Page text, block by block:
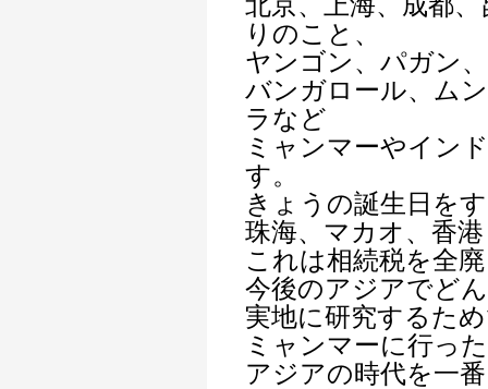
りのこと、
ヤンゴン、パガン
バンガロール、ム
ラなど
ミャンマーやイン
す。
きょうの誕生日を
珠海、マカオ、香
これは相続税を全
今後のアジアでど
実地に研究するた
ミャンマーに行っ
アジアの時代を一